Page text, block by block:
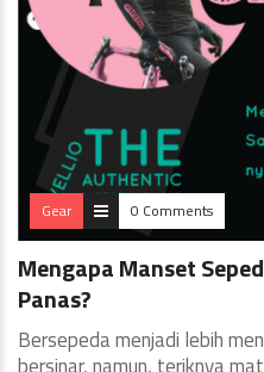
Gear 0 Comments
Mengapa Manset
Panas?
Bersepeda menjadi lebih